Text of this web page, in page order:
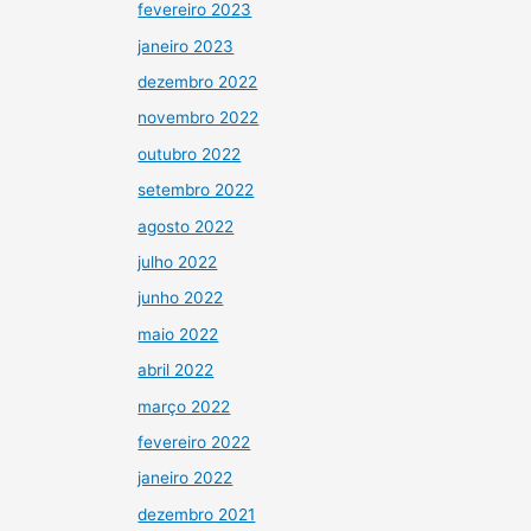
fevereiro 2023
janeiro 2023
dezembro 2022
novembro 2022
outubro 2022
setembro 2022
agosto 2022
julho 2022
junho 2022
maio 2022
abril 2022
março 2022
fevereiro 2022
janeiro 2022
dezembro 2021